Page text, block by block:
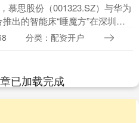
慕思股份（001323.SZ）与华为
出的智能床“睡魔方”在深圳正
次合作不仅是智能床品类首次
分类：配资开户
已加载完成